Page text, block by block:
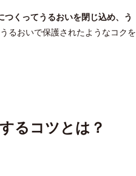
くってうるおいを閉じ込め、う
るおいで保護されたようなコクを
るコツとは？